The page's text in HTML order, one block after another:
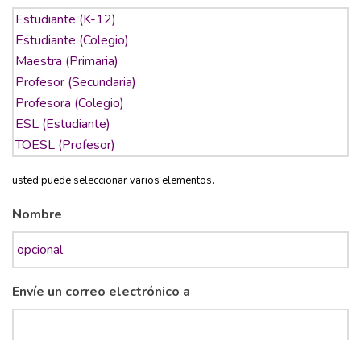
usted puede seleccionar varios elementos.
Nombre
Envíe un correo electrónico a